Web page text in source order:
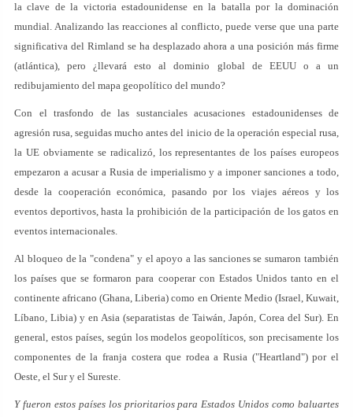
la clave de la victoria estadounidense en la batalla por la dominación
mundial. Analizando las reacciones al conflicto, puede verse que una parte
significativa del Rimland se ha desplazado ahora a una posición más firme
(atlántica), pero ¿llevará esto al dominio global de EEUU o a un
redibujamiento del mapa geopolítico del mundo?
Con el trasfondo de las sustanciales acusaciones estadounidenses de
agresión rusa, seguidas mucho antes del inicio de la operación especial rusa,
la UE obviamente se radicalizó, los representantes de los países europeos
empezaron a acusar a Rusia de imperialismo y a imponer sanciones a todo,
desde la cooperación económica, pasando por los viajes aéreos y los
eventos deportivos, hasta la prohibición de la participación de los gatos en
eventos internacionales.
Al bloqueo de la "condena" y el apoyo a las sanciones se sumaron también
los países que se formaron para cooperar con Estados Unidos tanto en el
continente africano (Ghana, Liberia) como en Oriente Medio (Israel, Kuwait,
Líbano, Libia) y en Asia (separatistas de Taiwán, Japón, Corea del Sur). En
general, estos países, según los modelos geopolíticos, son precisamente los
componentes de la franja costera que rodea a Rusia ("Heartland") por el
Oeste, el Sur y el Sureste.
Y fueron estos países los prioritarios para Estados Unidos como baluartes